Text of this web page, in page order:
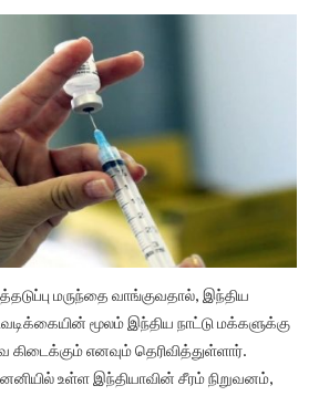
மருந்தை வாங்குவதால், இந்திய
மூலம் இந்திய நாட்டு மக்களுக்கு
எனவும் தெரிவித்துள்ளார்.
உள்ள இந்தியாவின் சீரம் நிறுவனம்,